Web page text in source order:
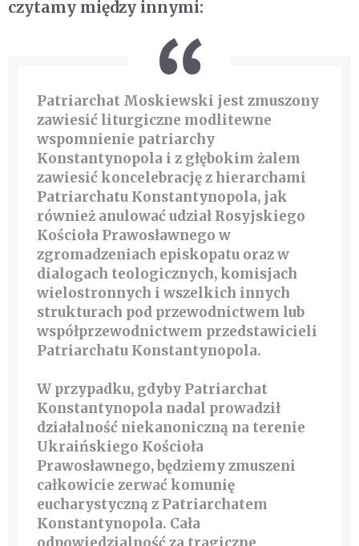
czytamy między innymi:
Patriarchat Moskiewski jest zmuszony
zawiesić liturgiczne modlitewne
wspomnienie patriarchy
Konstantynopola i z głębokim żalem
zawiesić koncelebrację z hierarchami
Patriarchatu Konstantynopola, jak
również anulować udział Rosyjskiego
Kościoła Prawosławnego w
zgromadzeniach episkopatu oraz w
dialogach teologicznych, komisjach
wielostronnych i wszelkich innych
strukturach pod przewodnictwem lub
współprzewodnictwem przedstawicieli
Patriarchatu Konstantynopola.
W przypadku, gdyby Patriarchat
Konstantynopola nadal prowadził
działalność niekanoniczną na terenie
Ukraińskiego Kościoła
Prawosławnego, będziemy zmuszeni
całkowicie zerwać komunię
eucharystyczną z Patriarchatem
Konstantynopola. Cała